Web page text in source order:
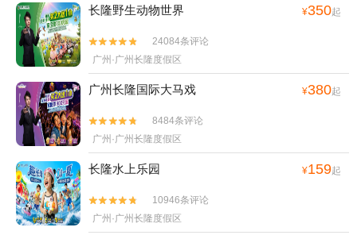
长隆野生动物世界 ¥350起


24084条评论
广州·广州长隆度假区
广州长隆国际大马戏 ¥380起


8484条评论
广州·广州长隆度假区
长隆水上乐园 ¥159起


10946条评论
广州·广州长隆度假区